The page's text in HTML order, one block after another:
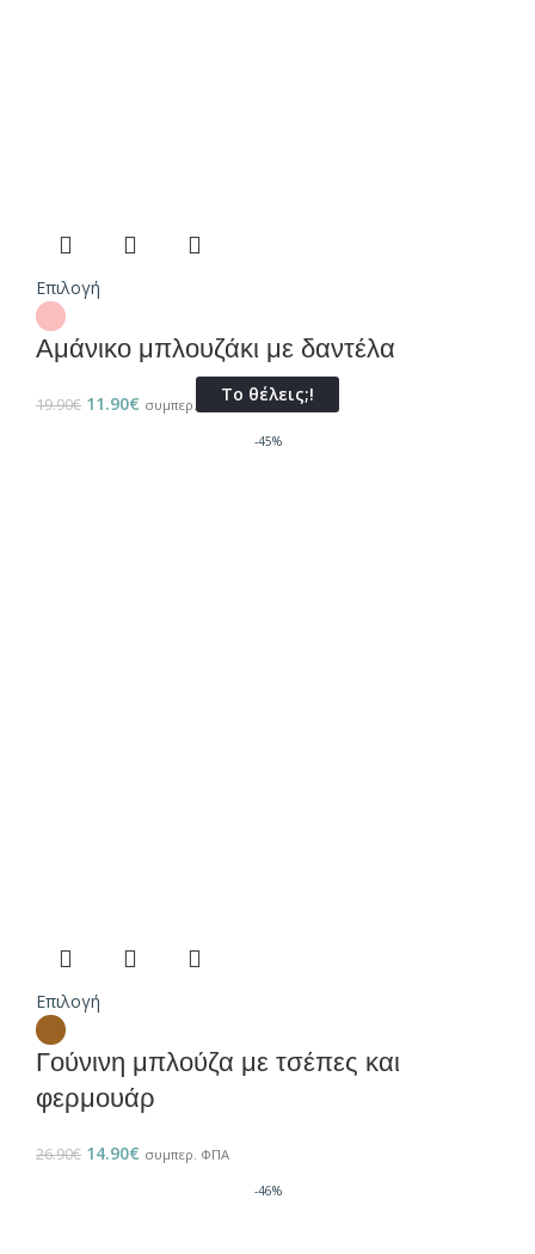
Επιλογή
Αμάνικο μπλουζάκι με δαντέλα
19.90€ 11.90€ συμπερ. ΦΠΑ
-45%
Επιλογή
Γούνινη μπλούζα με τσέπες και
φερμουάρ
26.90€ 14.90€ συμπερ. ΦΠΑ
-46%
Το θέλεις;!